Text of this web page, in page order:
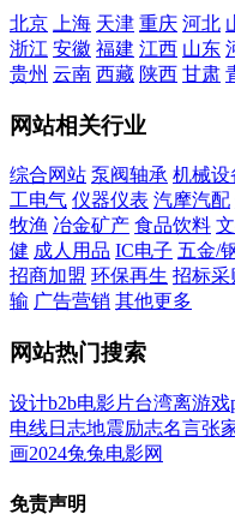
北京 上海 天津 重庆 河北
浙江 安徽 福建 江西 山东
贵州 云南 西藏 陕西 甘肃
网站相关行业
综合网站 泵阀轴承 机械设
工电气 仪器仪表 汽摩汽配
牧渔 冶金矿产 食品饮料
健 成人用品 IC电子 五金/
招商加盟 环保再生 招标采
输 广告营销 其他更多
网站热门搜索
设计b2b电影片台湾离游戏
电线日志地震励志名言张
画2024兔兔电影网
免责声明